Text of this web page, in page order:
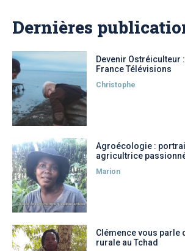
Dernières
Devenir Ostréiculteur
France Télévisions
Christophe
Agroécologie :
agricultrice
Marion
Clémence vous parle
rurale au Tchad